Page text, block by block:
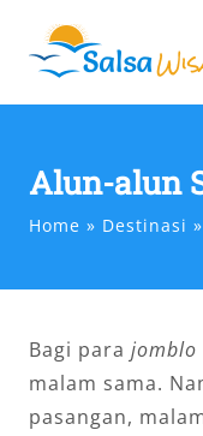
content
Alun-alun
Home Destinasi
Bagi para jomblo
malam sama.
pasangan,